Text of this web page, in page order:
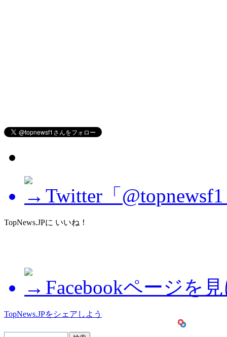
Twitter「
TopNews.JPに いいね！
Facebookページを
TopNews.JPをシェアしよう